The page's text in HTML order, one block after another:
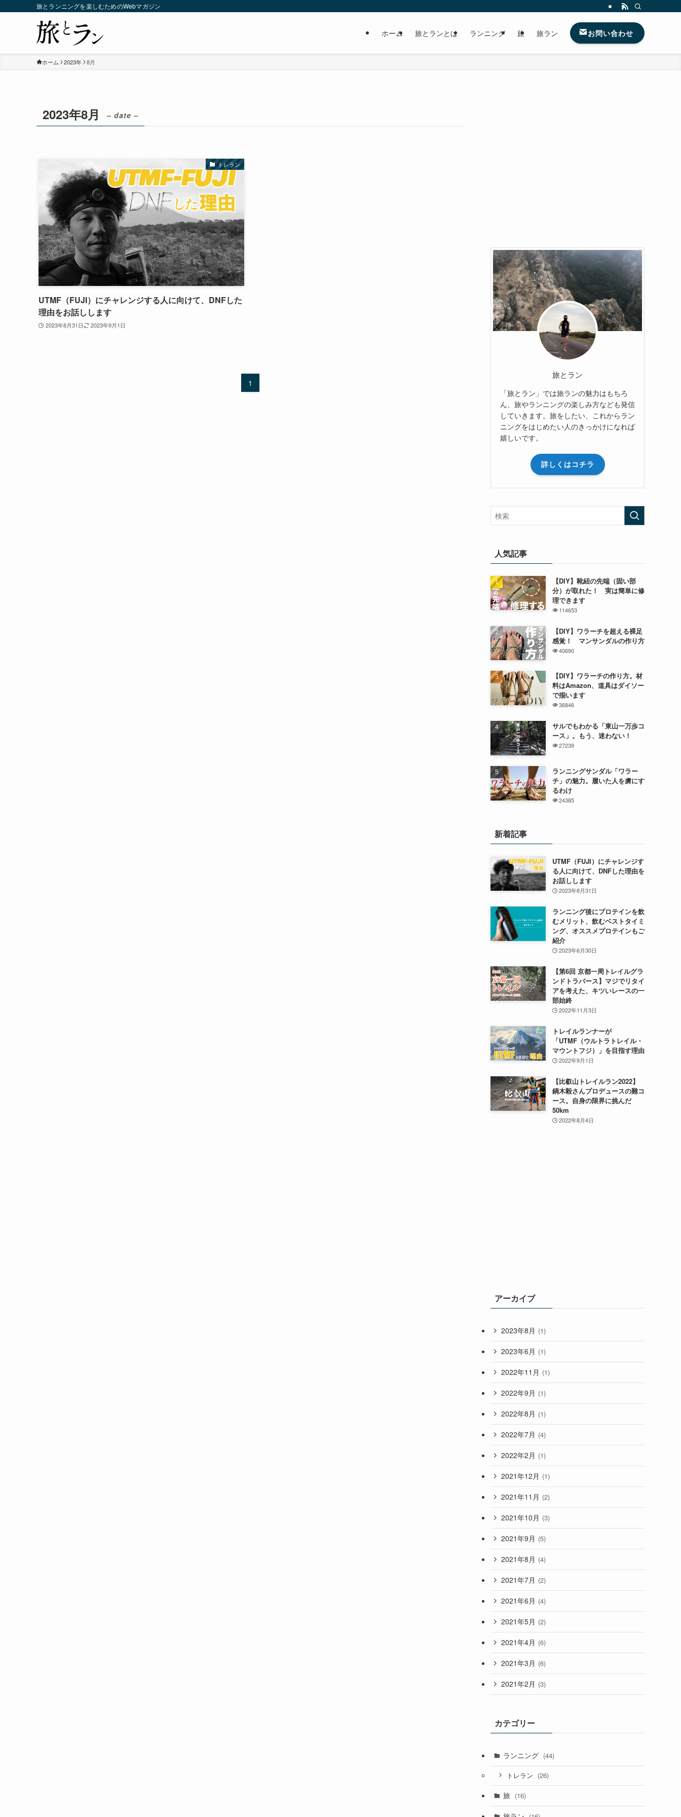
旅とランニングを楽しむためのWebマガジン
ホーム 旅とランとは ランニング 旅 旅ラン お問い合わせ
ホーム 2023年 8月
2023年8月 – date –
トレラン
UTMF（FUJI）にチャレンジする人に向けて、DNFした
理由をお話しします
2023年8月31日 2023年9月1日
1
旅とラン
「旅とラン」では旅ランの魅力はもちろ
ん、旅やランニングの楽しみ方なども発信
していきます。旅をしたい、これからラン
ニングをはじめたい人のきっかけになれば
嬉しいです。
詳しくはコチラ
人気記事
【DIY】靴紐の先端（固い部
分）が取れた！ 実は簡単に修
理できます
114653
【DIY】ワラーチを超える裸足
感覚！ マンサンダルの作り方
40690
【DIY】ワラーチの作り方。材
料はAmazon、道具はダイソー
で揃います
36846
サルでもわかる「東山一万歩コ
ース」。もう、迷わない！
27239
ランニングサンダル「ワラー
チ」の魅力。履いた人を虜にす
るわけ
24385
新着記事
UTMF（FUJI）にチャレンジす
る人に向けて、DNFした理由を
お話しします
2023年8月31日
ランニング後にプロテインを飲
むメリット、飲むベストタイミ
ング、オススメプロテインもご
紹介
2023年6月30日
【第6回 京都一周トレイルグラ
ンドトラバース】マジでリタイ
アを考えた、キツいレースの一
部始終
2022年11月3日
トレイルランナーが
「UTMF（ウルトラトレイル・
マウントフジ）」を目指す理由
2022年9月1日
【比叡山トレイルラン2022】
鏑木毅さんプロデュースの難コ
ース。自身の限界に挑んだ
50km
2022年8月4日
アーカイブ
2023年8月 (1)
2023年6月 (1)
2022年11月 (1)
2022年9月 (1)
2022年8月 (1)
2022年7月 (4)
2022年2月 (1)
2021年12月 (1)
2021年11月 (2)
2021年10月 (3)
2021年9月 (5)
2021年8月 (4)
2021年7月 (2)
2021年6月 (4)
2021年5月 (2)
2021年4月 (6)
2021年3月 (6)
2021年2月 (3)
カテゴリー
ランニング (44)
トレラン (26)
旅 (16)